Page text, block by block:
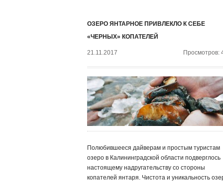
ОЗЕРО ЯНТАРНОЕ ПРИВЛЕКЛО К СЕБЕ
«ЧЕРНЫХ» КОПАТЕЛЕЙ
21.11.2017 Просмотров:
Полюбившееся дайверам и простым туристам
озеро в Калининградской области подверглось
настоящему надругательству со стороны
копателей янтаря. Чистота и уникальность